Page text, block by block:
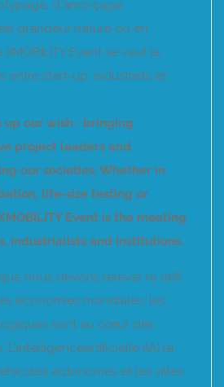
dʼamorçage,
grandeur nature ou en
Event se veut le
entre start-up, industriels et
up our wish : ​​bringing
project leaders and
our societies. Whether in
life-size testing or
Event is the meeting
industrialists and institutions.
nous devons relever le défi
économies mondiales, les
sont au cœur des
(IA),la
autonomes et les villes